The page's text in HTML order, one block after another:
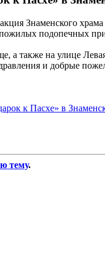
Знаменского
подопечных
а также на улице
и добрые
к Пасхе» в
тему.